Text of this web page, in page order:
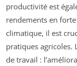
productivité est
rendements en
climatique, il est
pratiques agricoles.
de travail :